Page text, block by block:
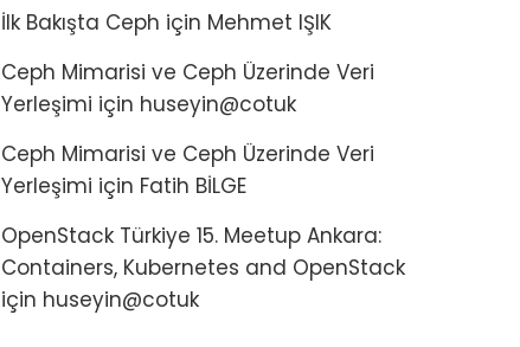
İlk Bakışta Ceph için Mehmet IŞIK
Ceph Mimarisi ve Ceph Üzerinde Veri
Yerleşimi için huseyin@cotuk
Ceph Mimarisi ve Ceph Üzerinde Veri
Yerleşimi için Fatih BİLGE
OpenStack Türkiye 15. Meetup Ankara:
Containers, Kubernetes and OpenStack
için huseyin@cotuk